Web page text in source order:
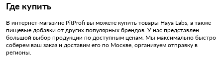
Где купить
В интернет-магазине PitProfi вы можете купить товары Haya Labs, а также
пищевые добавки от других популярных брендов. У нас представлен
большой выбор продукции по доступным ценам. Мы максимально быстро
соберем ваш заказ и доставим его по Москве, организуем отправку в
регионы.